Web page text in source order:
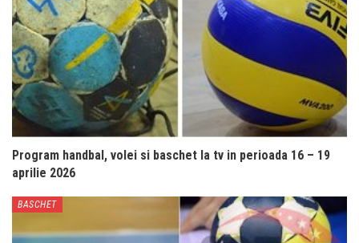
Program handbal, volei si baschet la tv in perioada 16 – 19
aprilie 2026
BASCHET